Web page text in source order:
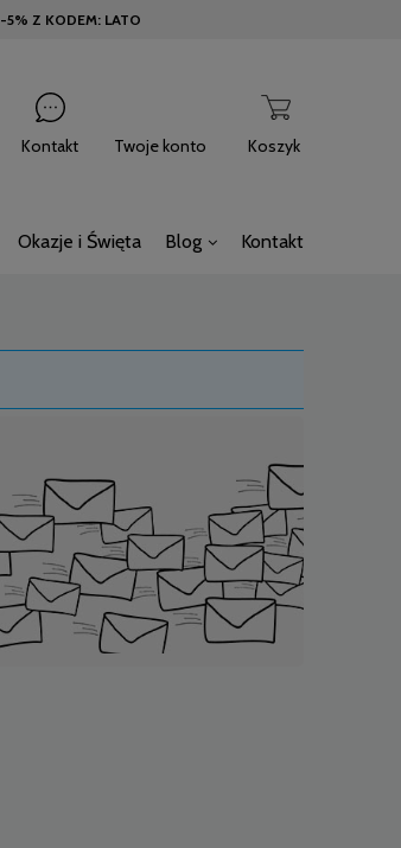
-5% Z KODEM: LATO
Koszyk
Kontakt Twoje konto
Okazje i Święta Blog Kontakt